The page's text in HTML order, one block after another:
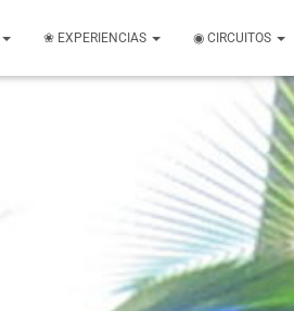
❀ EXPERIENCIAS ◉ CIRCUITOS